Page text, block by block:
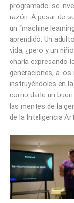
programado, se
razón. A pesar de
un “machine
aprendido. Un
vida, ¿pero y un
charla expresando
generaciones, a los
instruyéndoles en
como darle un
las mentes de la
de la Inteligencia
Presentación
Tellado